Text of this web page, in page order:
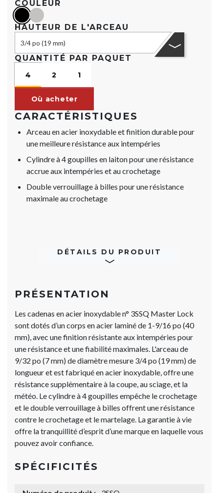
COULEUR
blackArgent
HAUTEUR DE L'ARCEAU
3/4 po (19 mm)
QUANTITÉ PAR PAQUET
4 2 1
Où acheter
CARACTÉRISTIQUES
Arceau en acier inoxydable et finition durable pour
une meilleure résistance aux intempéries
Cylindre à 4 goupilles en laiton pour une résistance
accrue aux intempéries et au crochetage
Double verrouillage à billes pour une résistance
maximale au crochetage
DÉTAILS DU PRODUIT
PRÉSENTATION
Les cadenas en acier inoxydable n° 3SSQ Master Lock
sont dotés d’un corps en acier laminé de 1-9/16 po (40
mm), avec une finition résistante aux intempéries pour
une résistance et une fiabilité maximales. L'arceau de
9/32 po (7 mm) de diamètre mesure 3/4 po (19 mm) de
longueur et est fabriqué en acier inoxydable, offre une
résistance supplémentaire à la coupe, au sciage, et la
météo. Le cylindre à 4 goupilles empêche le crochetage
et le double verrouillage à billes offrent une résistance
contre le crochetage et le martelage. La garantie à vie
offre la tranquillité d’esprit d’une marque en laquelle vous
pouvez avoir confiance.
SPÉCIFICITÉS